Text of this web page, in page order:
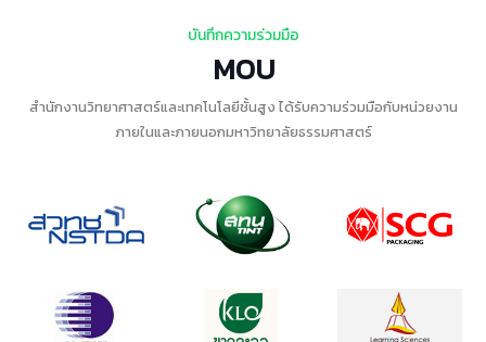
บันทึกความร่วมมือ
MOU
สำนักงานวิทยาศาสตร์และเทคโนโลยีชั้นสูง ได้รับความร่วมมือกับหน่วยงาน
ภายในและภายนอกมหาวิทยาลัยธรรมศาสตร์